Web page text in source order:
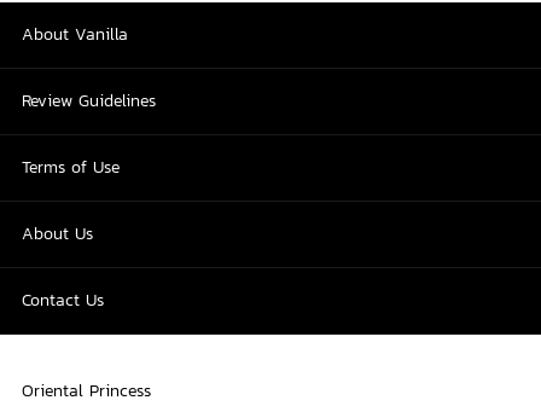
About Vanilla
Review Guidelines
Terms of Use
About Us
Contact Us
Oriental Princess